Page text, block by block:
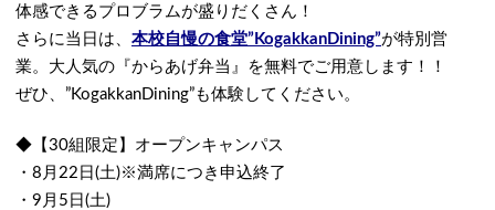
体感できるプロブラムが盛りだくさん！
さらに当日は、 本校自慢の食堂”KogakkanDining”が特別営
業。大人気の『からあげ弁当』を無料でご用意します！！
ぜひ、”KogakkanDining”も体験してください。
◆【30組限定】オープンキャンパス
・8月22日(土)※満席につき申込終了
・9月5日(土)